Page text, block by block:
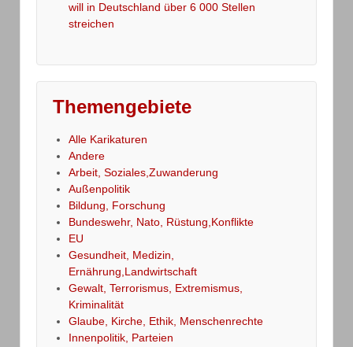
will in Deutschland über 6 000 Stellen
streichen
Themengebiete
Alle Karikaturen
Andere
Arbeit, Soziales,Zuwanderung
Außenpolitik
Bildung, Forschung
Bundeswehr, Nato, Rüstung,Konflikte
EU
Gesundheit, Medizin,
Ernährung,Landwirtschaft
Gewalt, Terrorismus, Extremismus,
Kriminalität
Glaube, Kirche, Ethik, Menschenrechte
Innenpolitik, Parteien